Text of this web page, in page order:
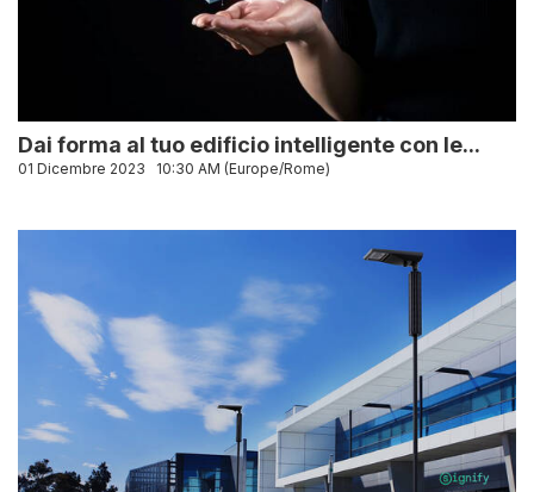
Dai forma al tuo edificio intelligente con le...
01 Dicembre 2023 10:30 AM (Europe/Rome)